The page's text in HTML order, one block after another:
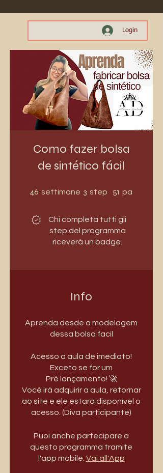
Login
Como fazer bolsa
de sintético fácil
46 settimane 46 settimane
3 step 3 step
51
Chi completa tutti gli
step del programma
riceverà un badge.
Info
Aprenda desde a modelagem
dessa bolsa facil
Acesso a aula de imediato!
Exceto se for um
Pré lançamento! 🚀
Você irá adquirir a aula, retornar
ao site e ele estará disponível o
acesso. (Diva participante)
Puoi anche partecipare a
questo programma tramite
l'app mobile. Vai all'App